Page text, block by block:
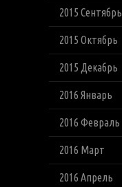
2015 Сентябрь
2015 Октябрь
2015 Декабрь
2016 Январь
2016 Февраль
2016 Март
2016 Апрель